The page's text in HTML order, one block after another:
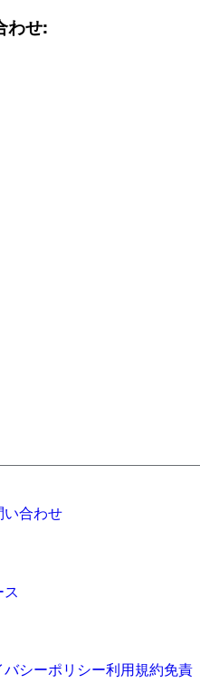
わせ:
い合わせ
バシーポリシー利用規約免責